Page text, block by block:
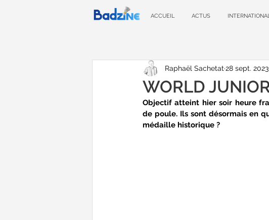
ACCUEIL ACTUS
WORLD
Raphaël Sachetat 28 sept. 2023
Objectif atteint hier soir heure
de poule. Ils sont désormais en
médaille historique ?